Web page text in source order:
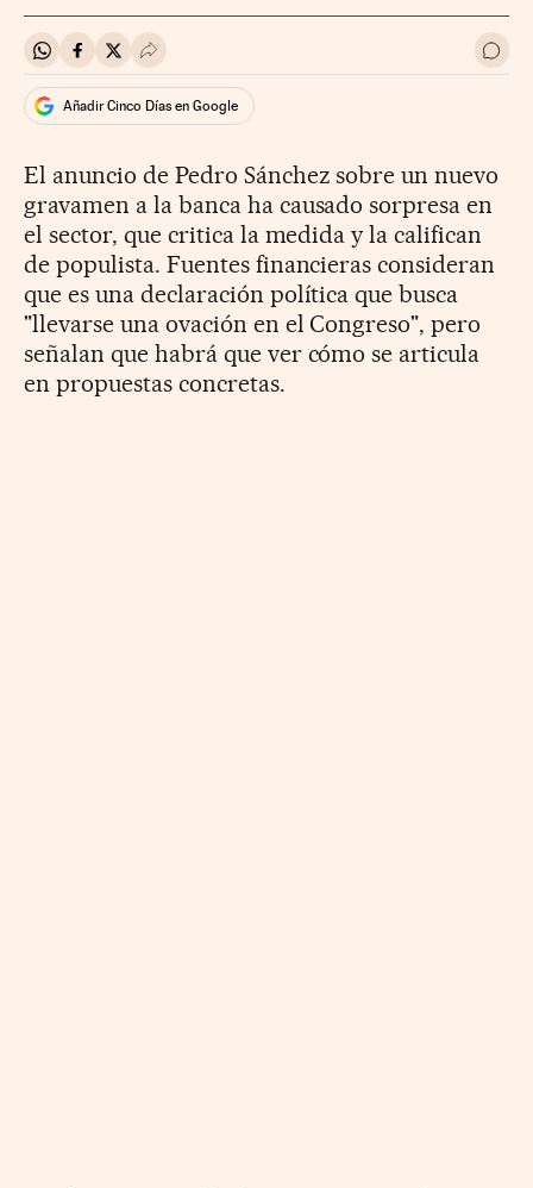
Compartir en Whatsapp
Compartir en Facebook
Compartir en Twitter
Desplegar Redes Sociales Ir a
Añadir Cinco Días en Google
El anuncio de Pedro Sánchez sobre un nuevo
gravamen a la banca ha causado sorpresa en
el sector, que critica la medida y la califican
de populista. Fuentes financieras consideran
que es una declaración política que busca
"llevarse una ovación en el Congreso", pero
señalan que habrá que ver cómo se articula
en propuestas concretas.